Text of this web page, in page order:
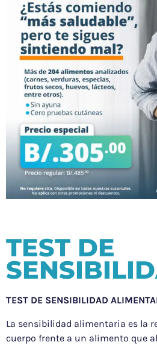
TEST DE
TEST DE SENSIBILIDAD
La sensibilidad alimentaria es la
cuerpo frente a un alimento que